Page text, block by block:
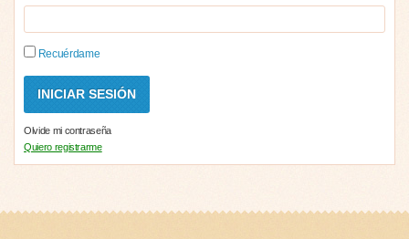
Recuérdame
Olvide mi contraseña
Quiero registrarme